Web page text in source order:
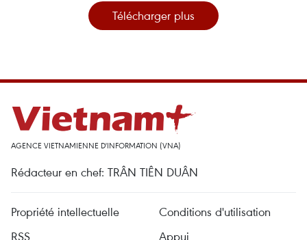
Télécharger plus
AGENCE VIETNAMIENNE D'INFORMATION (VNA)
Rédacteur en chef: TRÂN TIÊN DUÂN
Propriété intellectuelle
Conditions d'utilisation
RSS
Appui